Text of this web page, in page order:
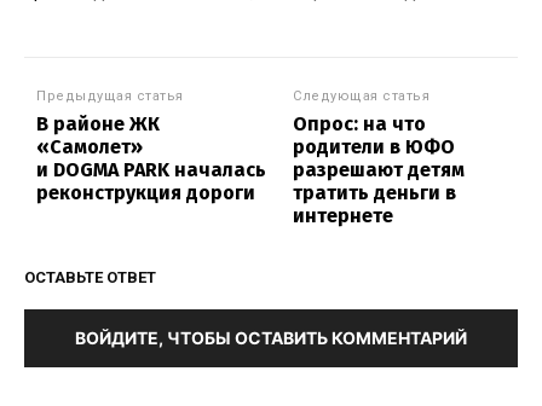
Предыдущая статья
В районе ЖК
«Самолет»
и DOGMA PARK началась
реконструкция дороги
Следующая статья
Опрос: на что
родители в ЮФО
разрешают детям
тратить деньги в
интернете
ОСТАВЬТЕ ОТВЕТ
ВОЙДИТЕ, ЧТОБЫ ОСТАВИТЬ КОММЕНТАРИЙ